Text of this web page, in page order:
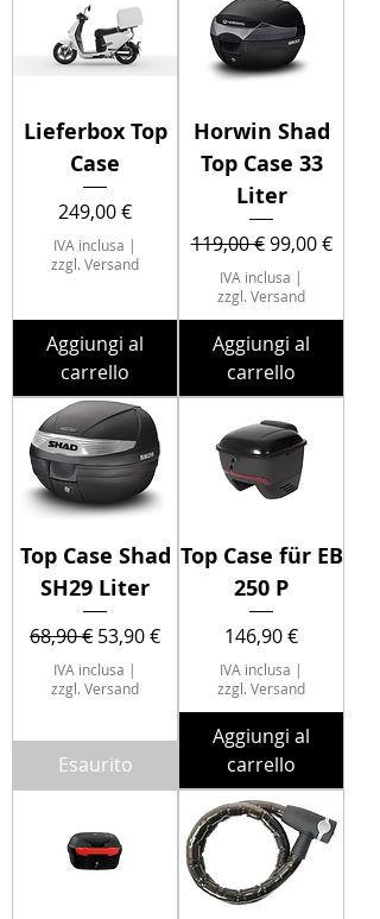
Lieferbox Top
Case
Prezzo
249,00 €
IVA inclusa |
zzgl. Versand
Aggiungi al
carrello
Horwin Shad
Top Case 33
Liter
Prezzo regolare
119,00 € Prezzo
99,00 €
IVA inclusa |
zzgl. Versand
Aggiungi al
carrello
Top Case Shad
SH29 Liter
Prezzo regolare
68,90 € Prezzo scontato
53,90 €
IVA inclusa |
zzgl. Versand
Esaurito
Top Case für EB
250 P
Prezzo
146,90 €
IVA inclusa |
zzgl. Versand
Aggiungi al
carrello